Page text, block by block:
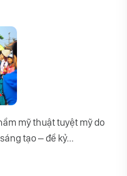
mỹ thuật tuyệt mỹ do
tạo – để kỷ...